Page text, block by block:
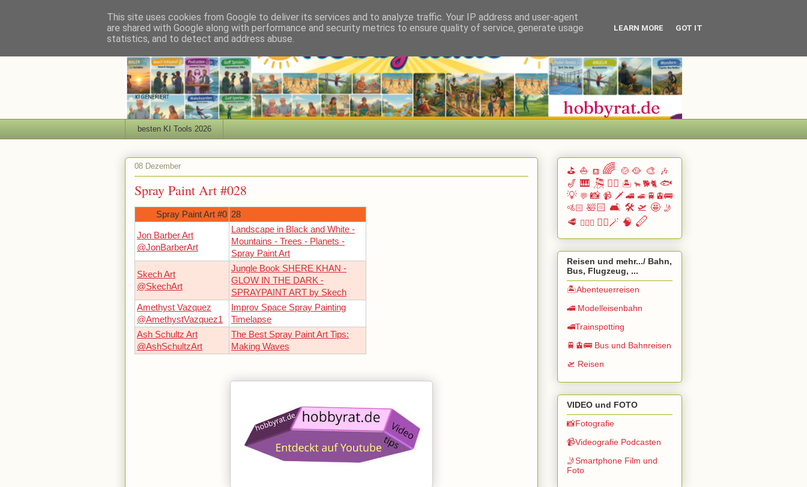
besten KI Tools 2026
08 Dezember
Spray Paint Art #028
Spray Paint Art #0 28
Jon Barber Art
@JonBarberArt
Landscape in Black and White -
Mountains - Trees - Planets -
Spray Paint Art
Skech Art
@SkechArt
Jungle Book SHERE KHAN -
GLOW IN THE DARK -
SPRAYPAINT ART by Skech
Amethyst Vazquez
@AmethystVazquez1
Improv Space Spray Painting
Timelapse
Ash Schultz Art
@AshSchultzArt
The Best Spray Paint Art Tips:
Making Waves
⛳ ⛵ ⛾ 🌈 🍲🥘 🎨 🎶
🎷 🎹 🎘 🏄🏽 🏝️ 🐂 🐕🐈 🐟
💡 💬 📸 📹 🗡️ 🚄 🚅 🚆🚊🚌
🚵🏻 🛀🏻 🛋️ 🛠️ 🛫 🤩 🤳
🥩 🧗🏻‍♀️ 🧙‍♂️🪄 🧠 🪈
Reisen und mehr.../ Bahn,
Bus, Flugzeug, ...
🏝️Abenteuerreisen
🚄 Modelleisenbahn
🚅Trainspotting
🚆🚊🚌 Bus und Bahnreisen
🛫 Reisen
VIDEO und FOTO
📸Fotografie
📹Videografie Podcasten
🤳Smartphone Film und
Foto
This site uses cookies from Google to deliver its services and to analyze traffic. Your IP address and user-agent
are shared with Google along with performance and security metrics to ensure quality of service, generate usage
statistics, and to detect and address abuse.
LEARN MORE GOT IT